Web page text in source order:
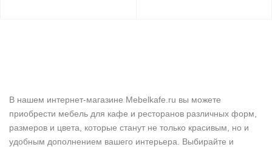
В нашем интернет-магазине Mebelkafe.ru вы можете
приобрести мебель для кафе и ресторанов различных форм,
размеров и цвета, которые станут не только красивым, но и
удобным дополнением вашего интерьера. Выбирайте и